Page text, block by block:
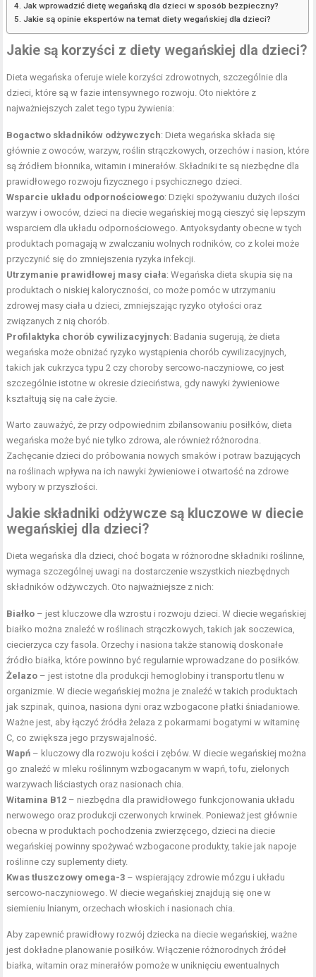
Jak wprowadzić dietę wegańską dla dzieci w sposób bezpieczny?
Jakie są opinie ekspertów na temat diety wegańskiej dla dzieci?
Jakie są korzyści z diety wegańskiej dla dzieci?
Dieta wegańska oferuje wiele korzyści zdrowotnych, szczególnie dla
dzieci, które są w fazie intensywnego rozwoju. Oto niektóre z
najważniejszych zalet tego typu żywienia:
Bogactwo składników odżywczych: Dieta wegańska składa się
głównie z owoców, warzyw, roślin strączkowych, orzechów i nasion, które
są źródłem błonnika, witamin i minerałów. Składniki te są niezbędne dla
prawidłowego rozwoju fizycznego i psychicznego dzieci.
Wsparcie układu odpornościowego: Dzięki spożywaniu dużych ilości
warzyw i owoców, dzieci na diecie wegańskiej mogą cieszyć się lepszym
wsparciem dla układu odpornościowego. Antyoksydanty obecne w tych
produktach pomagają w zwalczaniu wolnych rodników, co z kolei może
przyczynić się do zmniejszenia ryzyka infekcji.
Utrzymanie prawidłowej masy ciała: Wegańska dieta skupia się na
produktach o niskiej kaloryczności, co może pomóc w utrzymaniu
zdrowej masy ciała u dzieci, zmniejszając ryzyko otyłości oraz
związanych z nią chorób.
Profilaktyka chorób cywilizacyjnych: Badania sugerują, że dieta
wegańska może obniżać ryzyko wystąpienia chorób cywilizacyjnych,
takich jak cukrzyca typu 2 czy choroby sercowo-naczyniowe, co jest
szczególnie istotne w okresie dzieciństwa, gdy nawyki żywieniowe
kształtują się na całe życie.
Warto zauważyć, że przy odpowiednim zbilansowaniu posiłków, dieta
wegańska może być nie tylko zdrowa, ale również różnorodna.
Zachęcanie dzieci do próbowania nowych smaków i potraw bazujących
na roślinach wpływa na ich nawyki żywieniowe i otwartość na zdrowe
wybory w przyszłości.
Jakie składniki odżywcze są kluczowe w diecie
wegańskiej dla dzieci?
Dieta wegańska dla dzieci, choć bogata w różnorodne składniki roślinne,
wymaga szczególnej uwagi na dostarczenie wszystkich niezbędnych
składników odżywczych. Oto najważniejsze z nich:
Białko – jest kluczowe dla wzrostu i rozwoju dzieci. W diecie wegańskiej
białko można znaleźć w roślinach strączkowych, takich jak soczewica,
ciecierzyca czy fasola. Orzechy i nasiona także stanowią doskonałe
źródło białka, które powinno być regularnie wprowadzane do posiłków.
Żelazo – jest istotne dla produkcji hemoglobiny i transportu tlenu w
organizmie. W diecie wegańskiej można je znaleźć w takich produktach
jak szpinak, quinoa, nasiona dyni oraz wzbogacone płatki śniadaniowe.
Ważne jest, aby łączyć źródła żelaza z pokarmami bogatymi w witaminę
C, co zwiększa jego przyswajalność.
Wapń – kluczowy dla rozwoju kości i zębów. W diecie wegańskiej można
go znaleźć w mleku roślinnym wzbogacanym w wapń, tofu, zielonych
warzywach liściastych oraz nasionach chia.
Witamina B12 – niezbędna dla prawidłowego funkcjonowania układu
nerwowego oraz produkcji czerwonych krwinek. Ponieważ jest głównie
obecna w produktach pochodzenia zwierzęcego, dzieci na diecie
wegańskiej powinny spożywać wzbogacone produkty, takie jak napoje
roślinne czy suplementy diety.
Kwas tłuszczowy omega-3 – wspierający zdrowie mózgu i układu
sercowo-naczyniowego. W diecie wegańskiej znajdują się one w
siemieniu lnianym, orzechach włoskich i nasionach chia.
Aby zapewnić prawidłowy rozwój dziecka na diecie wegańskiej, ważne
jest dokładne planowanie posiłków. Włączenie różnorodnych źródeł
białka, witamin oraz minerałów pomoże w uniknięciu ewentualnych